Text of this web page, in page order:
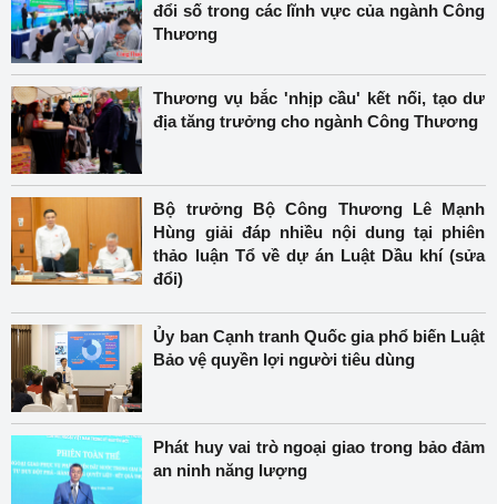
đổi số trong các lĩnh vực của ngành Công
Thương
Thương vụ bắc 'nhịp cầu' kết nối, tạo dư
địa tăng trưởng cho ngành Công Thương
Bộ trưởng Bộ Công Thương Lê Mạnh
Hùng giải đáp nhiều nội dung tại phiên
thảo luận Tổ về dự án Luật Dầu khí (sửa
đổi)
Ủy ban Cạnh tranh Quốc gia phổ biến Luật
Bảo vệ quyền lợi người tiêu dùng
Phát huy vai trò ngoại giao trong bảo đảm
an ninh năng lượng